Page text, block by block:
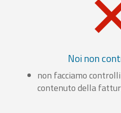
Noi non
non facciamo
contenuto della